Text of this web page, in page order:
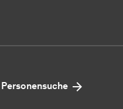
Personensuche